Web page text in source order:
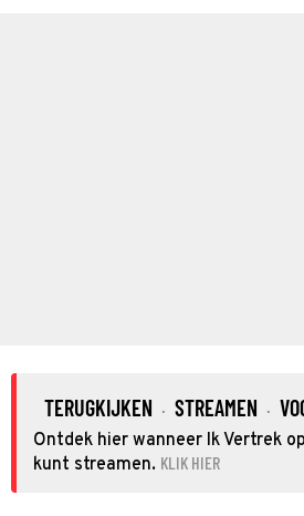
TERUGKIJKEN · STREAMEN ·
Ontdek hier wanneer Ik Vertrek
kunt streamen. KLIK HIER